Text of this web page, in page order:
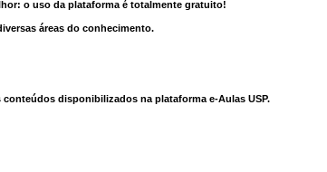
o uso da plataforma é totalmente gratuito!
áreas do conhecimento.
disponibilizados na plataforma e-Aulas USP.